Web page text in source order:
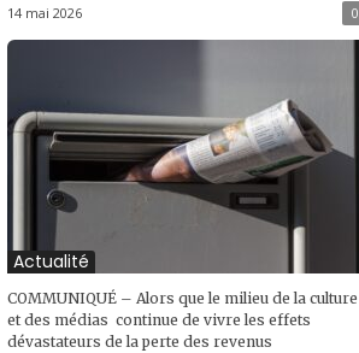
14 mai 2026 0
Actualité
COMMUNIQUÉ – Alors que le milieu de la culture
et des médias continue de vivre les effets
dévastateurs de la perte des revenus